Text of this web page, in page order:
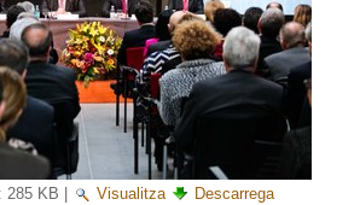
285 KB Visualitza Descarrega